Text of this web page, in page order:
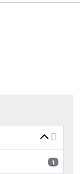
1
1